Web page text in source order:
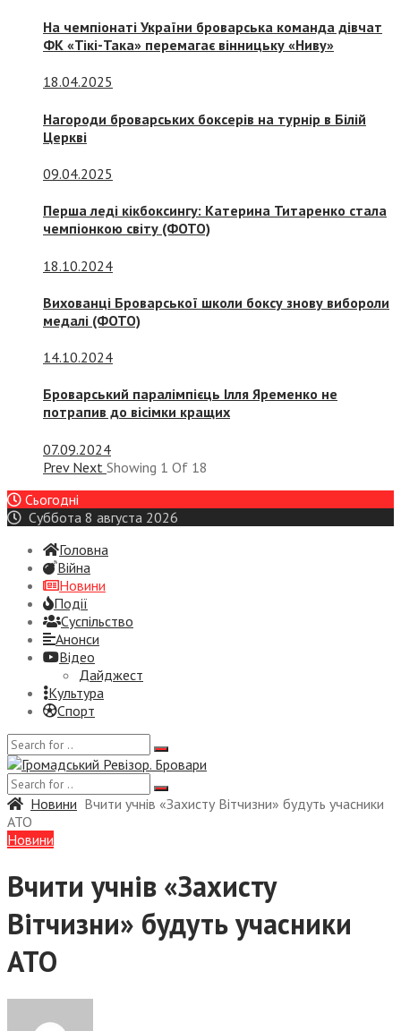
На чемпіонаті України броварська команда дівчат
ФК «Тікі-Така» перемагає вінницьку «Ниву»
18.04.2025
Нагороди броварських боксерів на турнір в Білій
Церкві
09.04.2025
Перша леді кікбоксингу: Катерина Титаренко стала
чемпіонкою світу (ФОТО)
18.10.2024
Вихованці Броварської школи боксу знову вибороли
медалі (ФОТО)
14.10.2024
Броварський паралімпієць Ілля Яременко не
потрапив до вісімки кращих
07.09.2024
Prev Next Showing 1 Of 18
Сьогодні
Суббота 8 августа 2026
Головна
Війна
Новини
Події
Суспiльство
Анонси
Відео
Дайджест
Культура
Спорт
Новини Вчити учнів «Захисту Вітчизни» будуть учасники
АТО
Новини
Вчити учнів «Захисту
Вітчизни» будуть учасники
АТО